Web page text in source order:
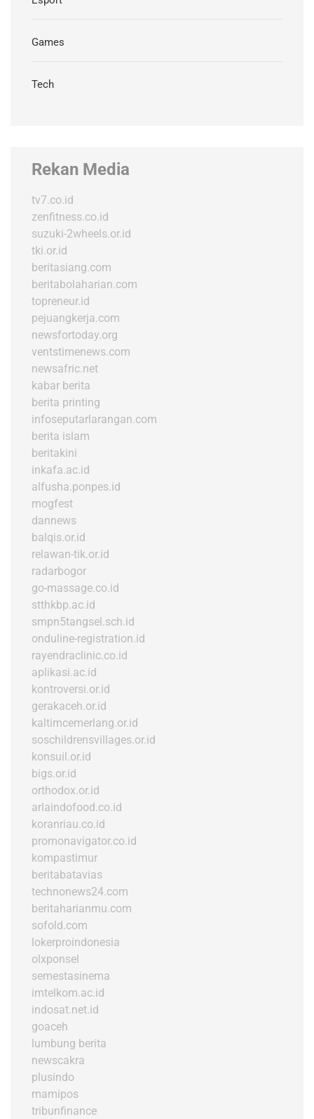
Games
Tech
Rekan Media
tv7.co.id
zenfitness.co.id
suzuki-2wheels.or.id
tki.or.id
beritasiang.com
beritabolaharian.com
topreneur.id
pejuangkerja.com
newsfortoday.org
ventstimenews.com
newsafric.net
kabar berita
berita printing
infoseputarlarangan.com
berita islam
beritakini
inkafa.ac.id
alfusha.ponpes.id
mogfest
dannews
balqis.or.id
relawan-tik.or.id
radarbogor
go-massage.co.id
stthkbp.ac.id
smpn5tangsel.sch.id
onduline-registration.id
rayendraclinic.co.id
aplikasi.ac.id
kontroversi.or.id
gerakaceh.or.id
kaltimcemerlang.or.id
soschildrensvillages.or.id
konsuil.or.id
bigs.or.id
orthodox.or.id
arlaindofood.co.id
koranriau.co.id
promonavigator.co.id
kompastimur
beritabatavias
technonews24.com
beritaharianmu.com
sofold.com
lokerproindonesia
olxponsel
semestasinema
imtelkom.ac.id
indosat.net.id
goaceh
lumbung berita
newscakra
plusindo
mamipos
tribunfinance